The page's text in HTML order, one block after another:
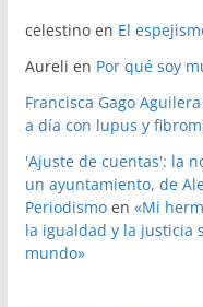
celestinoen El
Aureli en Por qué soy
Francisca Gago Aguilera
a día con lupus y
'Ajuste de cuentas': la
un ayuntamiento, de
Periodismoen «Mi
la igualdad y la justicia
mundo»